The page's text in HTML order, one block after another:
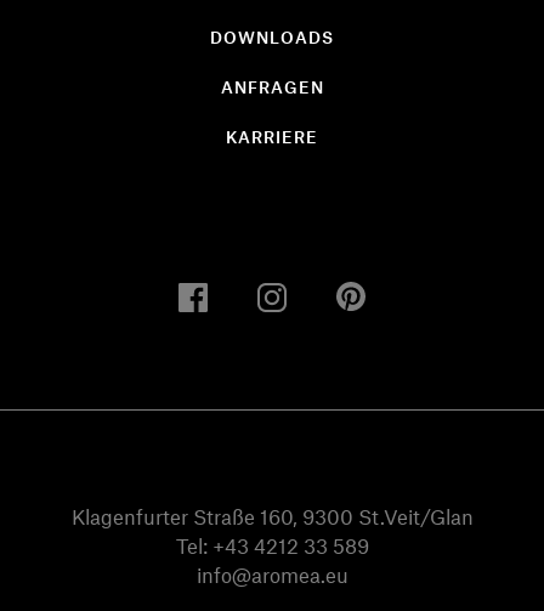
DOWNLOADS
ANFRAGEN
KARRIERE
Klagenfurter Straße 160, 9300 St.Veit/Glan
Tel: +43 4212 33 589
info@aromea.eu